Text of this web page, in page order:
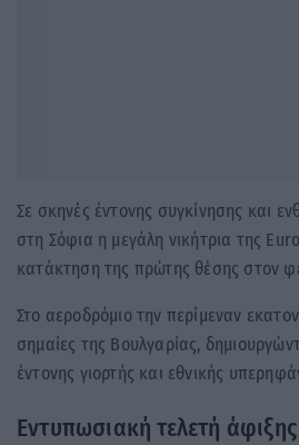
Σε σκηνές έντονης συγκίνησης και
στη Σόφια η μεγάλη νικήτρια της
κατάκτηση της πρώτης θέσης στον
Στο αεροδρόμιο την περίμεναν
σημαίες της Βουλγαρίας,
έντονης γιορτής και εθνικής
Εντυπωσιακή τελετή άφιξης